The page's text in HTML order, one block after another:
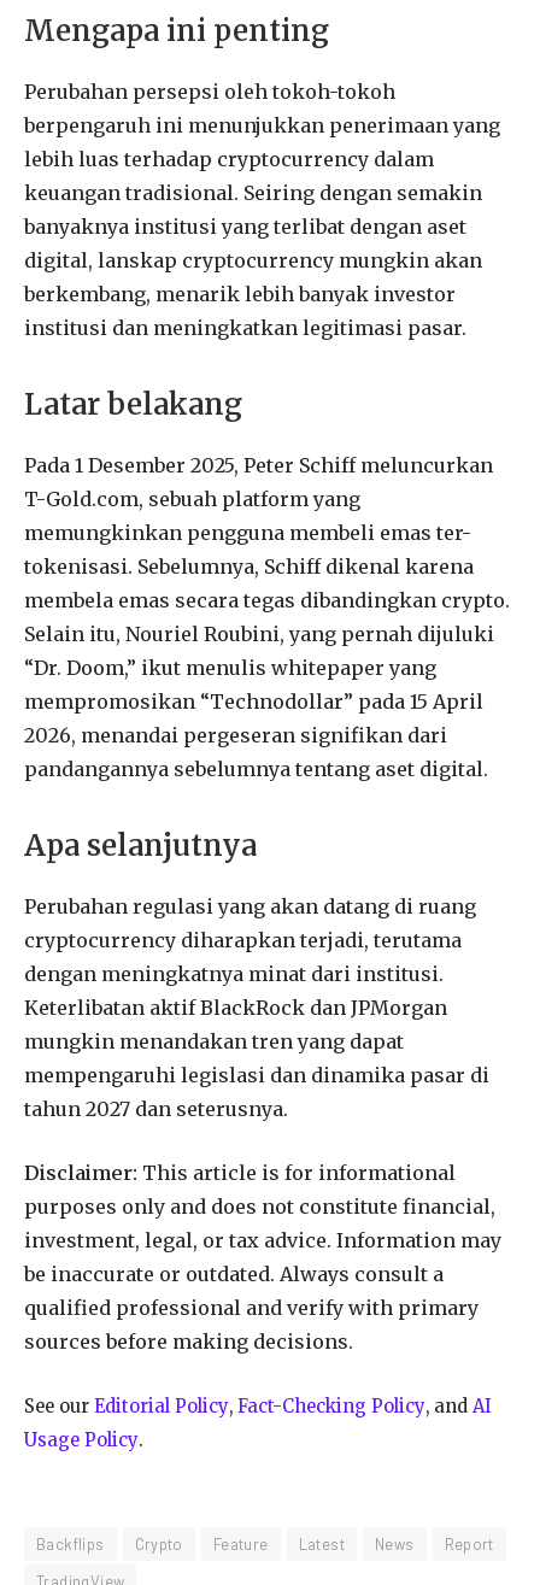
Mengapa ini penting
Perubahan persepsi oleh tokoh-tokoh
berpengaruh ini menunjukkan penerimaan yang
lebih luas terhadap cryptocurrency dalam
keuangan tradisional. Seiring dengan semakin
banyaknya institusi yang terlibat dengan aset
digital, lanskap cryptocurrency mungkin akan
berkembang, menarik lebih banyak investor
institusi dan meningkatkan legitimasi pasar.
Latar belakang
Pada 1 Desember 2025, Peter Schiff meluncurkan
T-Gold.com, sebuah platform yang
memungkinkan pengguna membeli emas ter-
tokenisasi. Sebelumnya, Schiff dikenal karena
membela emas secara tegas dibandingkan crypto.
Selain itu, Nouriel Roubini, yang pernah dijuluki
“Dr. Doom,” ikut menulis whitepaper yang
mempromosikan “Technodollar” pada 15 April
2026, menandai pergeseran signifikan dari
pandangannya sebelumnya tentang aset digital.
Apa selanjutnya
Perubahan regulasi yang akan datang di ruang
cryptocurrency diharapkan terjadi, terutama
dengan meningkatnya minat dari institusi.
Keterlibatan aktif BlackRock dan JPMorgan
mungkin menandakan tren yang dapat
mempengaruhi legislasi dan dinamika pasar di
tahun 2027 dan seterusnya.
Disclaimer: This article is for informational
purposes only and does not constitute financial,
investment, legal, or tax advice. Information may
be inaccurate or outdated. Always consult a
qualified professional and verify with primary
sources before making decisions.
See our Editorial Policy, Fact-Checking Policy, and AI
Usage Policy.
Backflips Crypto Feature Latest News
Report